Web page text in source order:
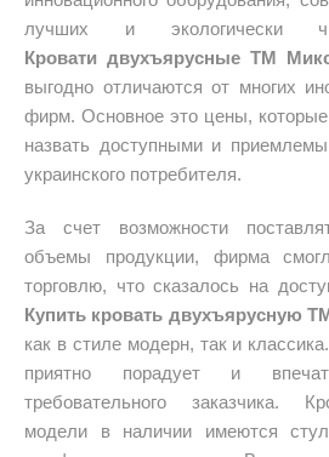
лучших и экологически
Кровати двухъярусные ТМ
выгодно отличаются от многих
фирм. Основное это цены,
назвать доступными и
украинского потребителя.
За счет возможности
объемы продукции, фирма
торговлю, что сказалось на
Купить кровать двухъярусную
как в стиле модерн, так и
приятно порадует и
требовательного заказчика.
модели в наличии имеются